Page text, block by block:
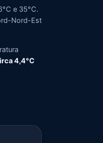
e 35°C.
Nord-Est
4,4°C